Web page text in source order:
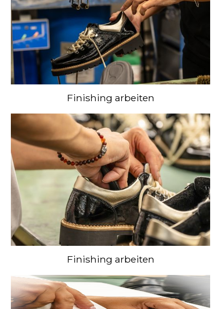
Finishing arbeiten
Finishing arbeiten